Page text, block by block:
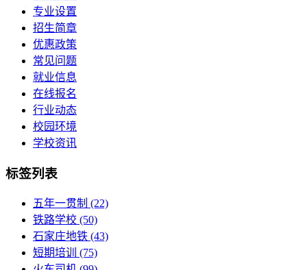
专业设置
招生简章
优惠政策
常见问题
就业信息
在线报名
行业动态
校园环境
学校资讯
标签列表
五年一贯制 (22)
铁路学校 (50)
石家庄地铁 (43)
短期培训
(75)